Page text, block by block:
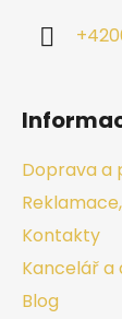
Doprava a
Kontakty
Kancelář a
Blog